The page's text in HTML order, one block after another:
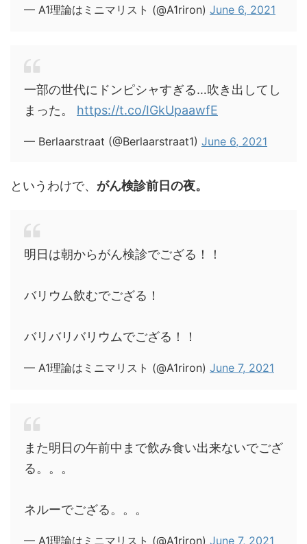
— A1理論はミニマリスト (@A1riron) June 6, 2021
一部の世代にドンピシャすぎる…吹き出してし
まった。 https://t.co/IGkUpaawfE
— Berlaarstraat (@Berlaarstraat1) June 6, 2021
というわけで、 がん検診前日の夜。
明日は朝からがん検診でござる！！
バリウム飲むでござる！
バリバリバリウムでござる！！
— A1理論はミニマリスト (@A1riron) June 7, 2021
また明日の午前中まで飲み食い出来ないでござ
る。。。
ネルーでござる。。。
— A1理論はミニマリスト (@A1riron) June 7, 2021